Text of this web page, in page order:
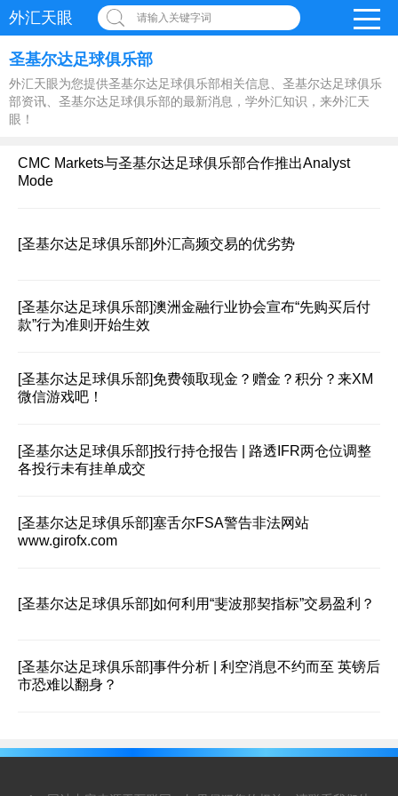
外汇天眼 请输入关键字词
圣基尔达足球俱乐部
外汇天眼为您提供圣基尔达足球俱乐部相关信息、圣基尔达足球俱乐
部资讯、圣基尔达足球俱乐部的最新消息，学外汇知识，来外汇天
眼！
CMC Markets与圣基尔达足球俱乐部合作推出Analyst
Mode
[圣基尔达足球俱乐部]外汇高频交易的优劣势
[圣基尔达足球俱乐部]澳洲金融行业协会宣布“先购买后付
款”行为准则开始生效
[圣基尔达足球俱乐部]免费领取现金？赠金？积分？来XM
微信游戏吧！
[圣基尔达足球俱乐部]投行持仓报告 | 路透IFR两仓位调整
各投行未有挂单成交
[圣基尔达足球俱乐部]塞舌尔FSA警告非法网站
www.girofx.com
[圣基尔达足球俱乐部]如何利用“斐波那契指标”交易盈利？
[圣基尔达足球俱乐部]事件分析 | 利空消息不约而至 英镑后
市恐难以翻身？